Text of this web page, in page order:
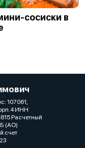
сосиски в
107061,
ИНН
Расчетный
(АО)
счет